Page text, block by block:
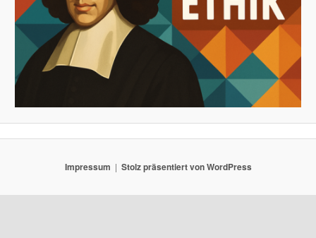
Impressum Stolz präsentiert von WordPress